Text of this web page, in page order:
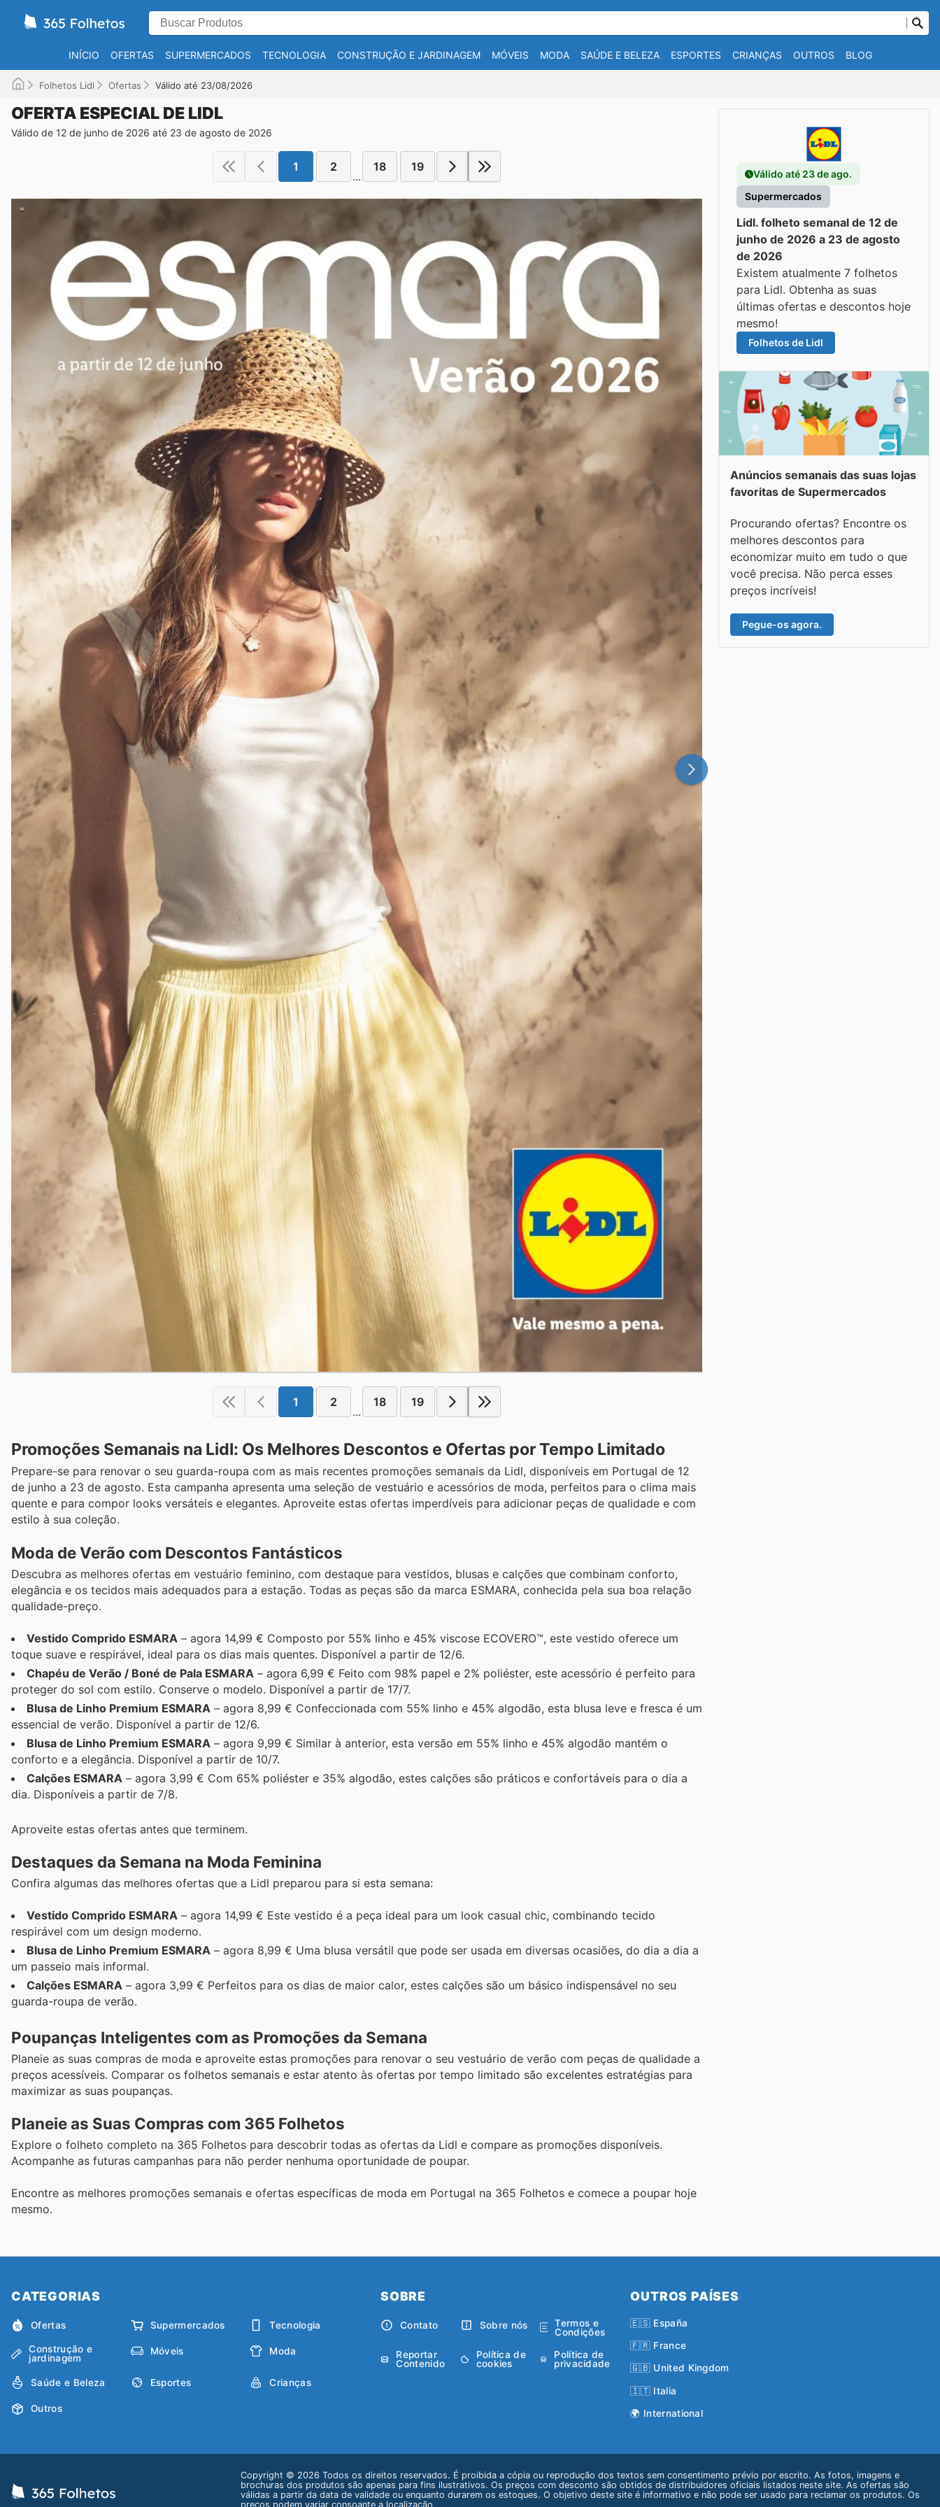
INÍCIO OFERTAS SUPERMERCADOS TECNOLOGIA CONSTRUÇÃO E JARDINAGEM MÓVEIS MODA SAÚDE E BELEZA ESPORTES CRIANÇAS OUTROS BLOG
Folhetos Lidl Ofertas Válido até 23/08/2026
OFERTA ESPECIAL DE LIDL
Válido de 12 de junho de 2026 até 23 de agosto de 2026
1 2
...
18 19
1 2
...
18 19
Promoções Semanais na Lidl: Os Melhores Descontos e Ofertas por Tempo Limitado
Prepare-se para renovar o seu guarda-roupa com as mais recentes promoções semanais da Lidl, disponíveis em Portugal de 12
de junho a 23 de agosto. Esta campanha apresenta uma seleção de vestuário e acessórios de moda, perfeitos para o clima mais
quente e para compor looks versáteis e elegantes. Aproveite estas ofertas imperdíveis para adicionar peças de qualidade e com
estilo à sua coleção.
Moda de Verão com Descontos Fantásticos
Descubra as melhores ofertas em vestuário feminino, com destaque para vestidos, blusas e calções que combinam conforto,
elegância e os tecidos mais adequados para a estação. Todas as peças são da marca ESMARA, conhecida pela sua boa relação
qualidade-preço.
Vestido Comprido ESMARA – agora 14,99 € Composto por 55% linho e 45% viscose ECOVERO™, este vestido oferece um
toque suave e respirável, ideal para os dias mais quentes. Disponível a partir de 12/6.
Chapéu de Verão / Boné de Pala ESMARA – agora 6,99 € Feito com 98% papel e 2% poliéster, este acessório é perfeito para
proteger do sol com estilo. Conserve o modelo. Disponível a partir de 17/7.
Blusa de Linho Premium ESMARA – agora 8,99 € Confeccionada com 55% linho e 45% algodão, esta blusa leve e fresca é um
essencial de verão. Disponível a partir de 12/6.
Blusa de Linho Premium ESMARA – agora 9,99 € Similar à anterior, esta versão em 55% linho e 45% algodão mantém o
conforto e a elegância. Disponível a partir de 10/7.
Calções ESMARA – agora 3,99 € Com 65% poliéster e 35% algodão, estes calções são práticos e confortáveis para o dia a
dia. Disponíveis a partir de 7/8.
Aproveite estas ofertas antes que terminem.
Destaques da Semana na Moda Feminina
Confira algumas das melhores ofertas que a Lidl preparou para si esta semana:
Vestido Comprido ESMARA – agora 14,99 € Este vestido é a peça ideal para um look casual chic, combinando tecido
respirável com um design moderno.
Blusa de Linho Premium ESMARA – agora 8,99 € Uma blusa versátil que pode ser usada em diversas ocasiões, do dia a dia a
um passeio mais informal.
Calções ESMARA – agora 3,99 € Perfeitos para os dias de maior calor, estes calções são um básico indispensável no seu
guarda-roupa de verão.
Poupanças Inteligentes com as Promoções da Semana
Planeie as suas compras de moda e aproveite estas promoções para renovar o seu vestuário de verão com peças de qualidade a
preços acessíveis. Comparar os folhetos semanais e estar atento às ofertas por tempo limitado são excelentes estratégias para
maximizar as suas poupanças.
Planeie as Suas Compras com 365 Folhetos
Explore o folheto completo na 365 Folhetos para descobrir todas as ofertas da Lidl e compare as promoções disponíveis.
Acompanhe as futuras campanhas para não perder nenhuma oportunidade de poupar.
Encontre as melhores promoções semanais e ofertas específicas de moda em Portugal na 365 Folhetos e comece a poupar hoje
mesmo.
Válido até 23 de ago.
Supermercados
Lidl. folheto semanal de 12 de
junho de 2026 a 23 de agosto
de 2026
Existem atualmente 7 folhetos
para Lidl. Obtenha as suas
últimas ofertas e descontos hoje
mesmo!
Folhetos de Lidl
Anúncios semanais das suas lojas
favoritas de Supermercados
Procurando ofertas? Encontre os
melhores descontos para
economizar muito em tudo o que
você precisa. Não perca esses
preços incríveis!
Pegue-os agora.
CATEGORIAS
Ofertas Supermercados Tecnologia
Construção e
jardinagem
Móveis Moda
Saúde e Beleza Esportes Crianças
Outros
SOBRE
Contato Sobre nós
Termos e
Condições
Reportar
Contenido
Política de
cookies
Política de
privacidade
OUTROS PAÍSES
🇪🇸 España
🇫🇷 France
🇬🇧 United Kingdom
🇮🇹 Italia
🌍 International
Copyright © 2026 Todos os direitos reservados. É proibida a cópia ou reprodução dos textos sem consentimento prévio por escrito. As fotos, imagens e
brochuras dos produtos são apenas para fins ilustrativos. Os preços com desconto são obtidos de distribuidores oficiais listados neste site. As ofertas são
válidas a partir da data de validade ou enquanto durarem os estoques. O objetivo deste site é informativo e não pode ser usado para reclamar os produtos. Os
preços podem variar consoante a localização.